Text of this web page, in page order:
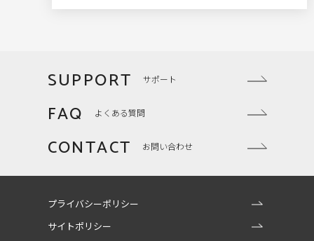
SUPPORT サポート
FAQ よくある質問
CONTACT お問い合わせ
プライバシーポリシー
サイトポリシー